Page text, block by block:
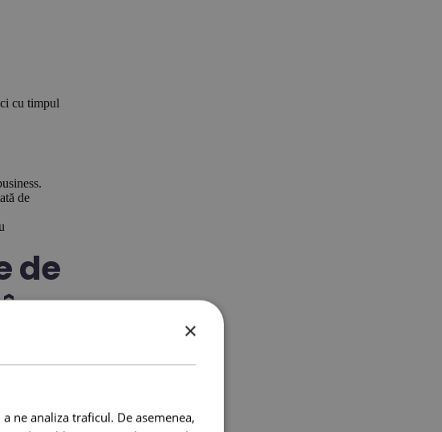
cu timpul
de
de
pe
×
ne analiza traficul. De asemenea,